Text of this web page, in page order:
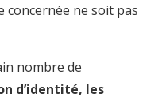
concernée ne soit pas
nombre de
d’identité, les